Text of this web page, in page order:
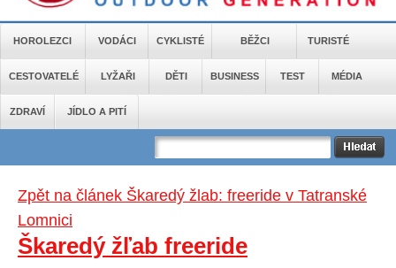
HOROLEZCI VODÁCI CYKLISTÉ BĚŽCI TURISTÉ
CESTOVATELÉ LYŽAŘI DĚTI BUSINESS TEST MÉDIA
ZDRAVÍ JÍDLO A PITÍ
Zpět na článek Škaredý žlab: freeride v Tatranské
Lomnici
Škaredý žľab freeride